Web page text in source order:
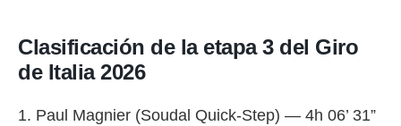
1199
Clasificación de la etapa 3 del Giro
de Italia 2026
1. Paul Magnier (Soudal Quick-Step) — 4h 06’ 31”